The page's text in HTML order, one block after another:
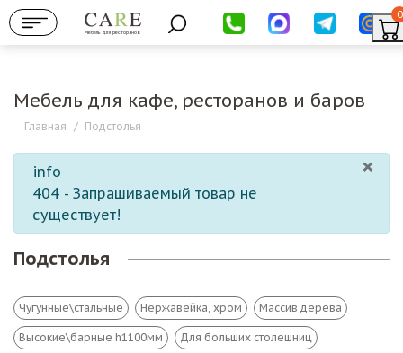
Мебель для ресторанов
0
Мебель для кафе, ресторанов и баров
Главная / Подстолья
×
info
404 - Запрашиваемый товар не
существует!
Подстолья
Чугунные\стальные Нержавейка, хром Массив дерева
Высокие\барные h1100мм Для больших столешниц